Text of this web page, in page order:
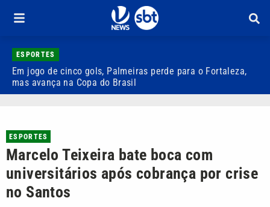
ESPORTES
Em jogo de cinco gols, Palmeiras perde para o Fortaleza,
mas avança na Copa do Brasil
ESPORTES
Marcelo Teixeira bate boca com
universitários após cobrança por crise
no Santos